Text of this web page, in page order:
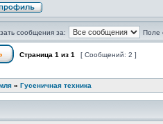
сообщения за: Поле
Страница 1 из 1 [ Сообщений: 2 ]
» Гусеничная техника